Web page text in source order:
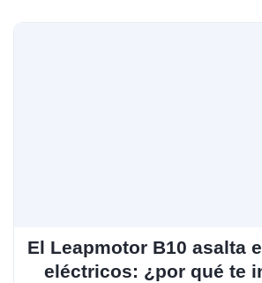
El Leapmotor B10 asalta
eléctricos: ¿por qué te